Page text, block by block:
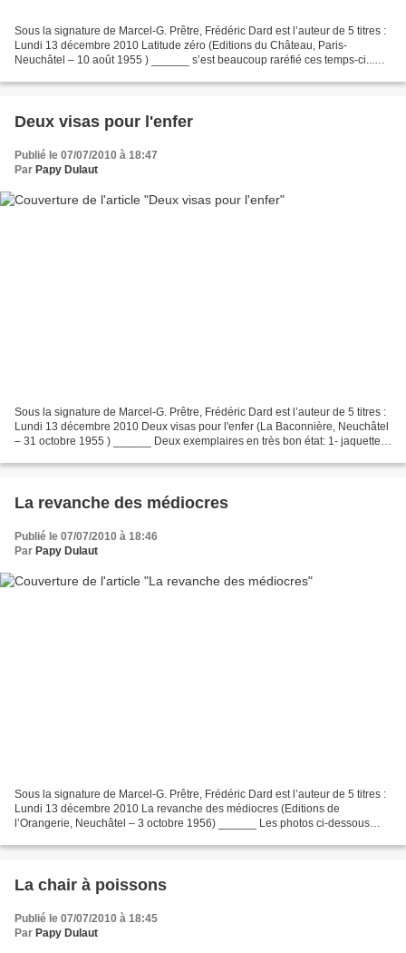
Sous la signature de Marcel-G. Prêtre, Frédéric Dard est l’auteur de 5 titres :
Lundi 13 décembre 2010 Latitude zéro (Editions du Château, Paris-
Neuchâtel – 10 août 1955 ) ______ s’est beaucoup raréfié ces temps-ci...
Deux visas pour l'enfer
Publié le 07/07/2010 à 18:47
Par Papy Dulaut
Sous la signature de Marcel-G. Prêtre, Frédéric Dard est l’auteur de 5 titres :
Lundi 13 décembre 2010 Deux visas pour l'enfer (La Baconnière, Neuchâtel
– 31 octobre 1955 ) ______ Deux exemplaires en très bon état: 1- jaquette,
La revanche des médiocres
Publié le 07/07/2010 à 18:46
Par Papy Dulaut
Sous la signature de Marcel-G. Prêtre, Frédéric Dard est l’auteur de 5 titres :
Lundi 13 décembre 2010 La revanche des médiocres (Editions de
l’Orangerie, Neuchâtel – 3 octobre 1956) ______ Les photos ci-dessous
La chair à poissons
Publié le 07/07/2010 à 18:45
Par Papy Dulaut